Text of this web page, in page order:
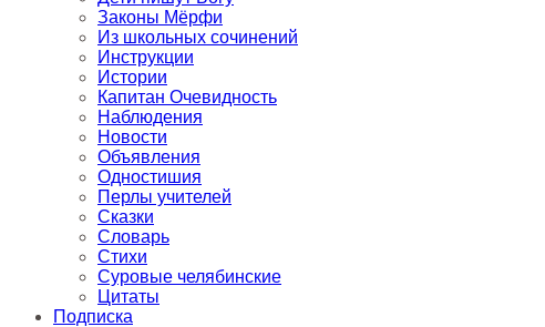
Законы Мёрфи
Из школьных сочинений
Инструкции
Истории
Капитан Очевидность
Наблюдения
Новости
Объявления
Одностишия
Перлы учителей
Сказки
Словарь
Стихи
Суровые челябинские
Цитаты
Подписка